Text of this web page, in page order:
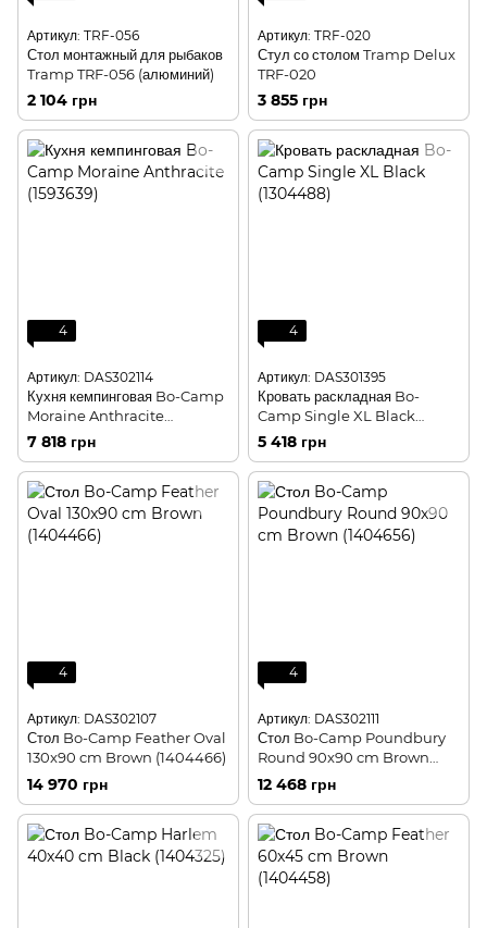
Артикул: TRF-056
Стол монтажный для рыбаков
Tramp TRF-056 (алюминий)
2 104 грн
Артикул: TRF-020
Стул со столом Tramp Delux
TRF-020
3 855 грн
4
Артикул: DAS302114
Кухня кемпинговая Bo-Camp
Moraine Anthracite
(1593639)
7 818 грн
4
Артикул: DAS301395
Кровать раскладная Bo-
Camp Single XL Black
(1304488)
5 418 грн
4
Артикул: DAS302107
Стол Bo-Camp Feather Oval
130x90 cm Brown (1404466)
14 970 грн
4
Артикул: DAS302111
Стол Bo-Camp Poundbury
Round 90x90 cm Brown
(1404656)
12 468 грн